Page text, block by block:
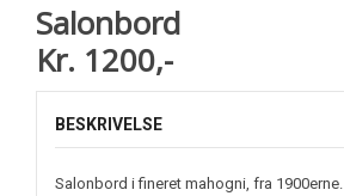
Salonbord
Kr. 1200,-
BESKRIVELSE
Salonbord i fineret mahogni, fra 1900erne.